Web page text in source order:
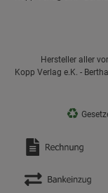
Hersteller aller
Kopp Verlag e.K. -
♻